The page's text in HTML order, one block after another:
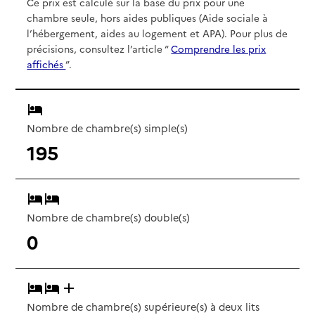
chambre seule, hors aides publiques (Aide sociale à
l’hébergement, aides au logement et APA). Pour plus de
précisions, consultez l’article “Comprendre les prix
affichés”.
Nombre de chambre(s) simple(s)
195
Nombre de chambre(s) double(s)
0
Nombre de chambre(s) supérieure(s) à deux lits